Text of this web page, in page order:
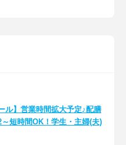
ル】営業時間拡大予定♪配膳
～短時間OK！学生・主婦(夫)